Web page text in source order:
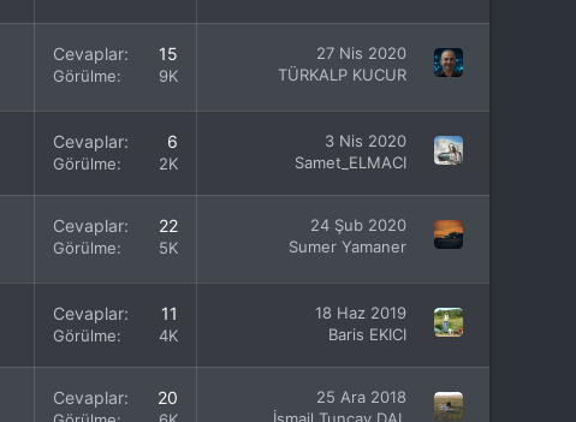
Cevaplar 15
Görülme 9K
27 Nis 2020
TÜRKALP KUCUR
Cevaplar 6
Görülme 2K
3 Nis 2020
Samet_ELMACI
Cevaplar 22
Görülme 5K
24 Şub 2020
Sumer Yamaner
Cevaplar 11
Görülme 4K
18 Haz 2019
Baris EKICI
Cevaplar 20
25 Ara 2018